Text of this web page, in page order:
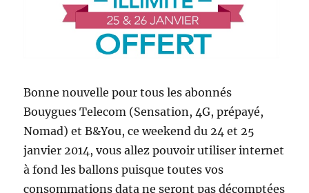
Bonne nouvelle pour tous les abonnés
Bouygues Telecom (Sensation, 4G, prépayé,
Nomad) et B&You, ce weekend du 24 et 25
janvier 2014, vous allez pouvoir utiliser internet
à fond les ballons puisque toutes vos
consommations data ne seront pas décomptées